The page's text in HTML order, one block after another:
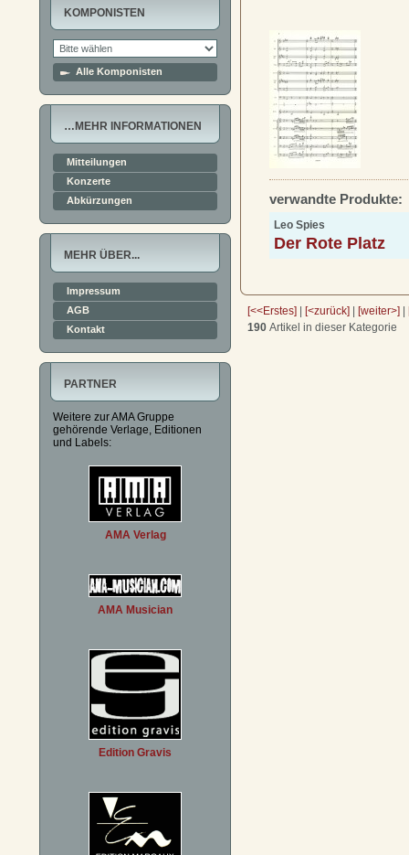
KOMPONISTEN
Alle Komponisten
…MEHR INFORMATIONEN
Mitteilungen
Konzerte
Abkürzungen
MEHR ÜBER...
Impressum
AGB
Kontakt
PARTNER
Weitere zur AMA Gruppe
gehörende Verlage, Editionen
und Labels:
AMA Verlag
AMA Musician
Edition Gravis
verwandte Produkte:
Leo Spies
Der Rote Platz
[<<Erstes] [<zurück] [weiter>]
190 Artikel in dieser Kategorie